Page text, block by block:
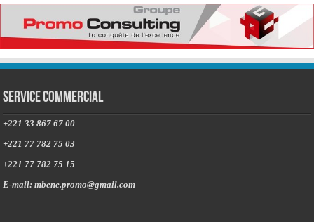
Service commercial
+221 33 867 67 00
+221 77 782 75 03
+221 77 782 75 15
E-mail: mbene.promo@gmail.com